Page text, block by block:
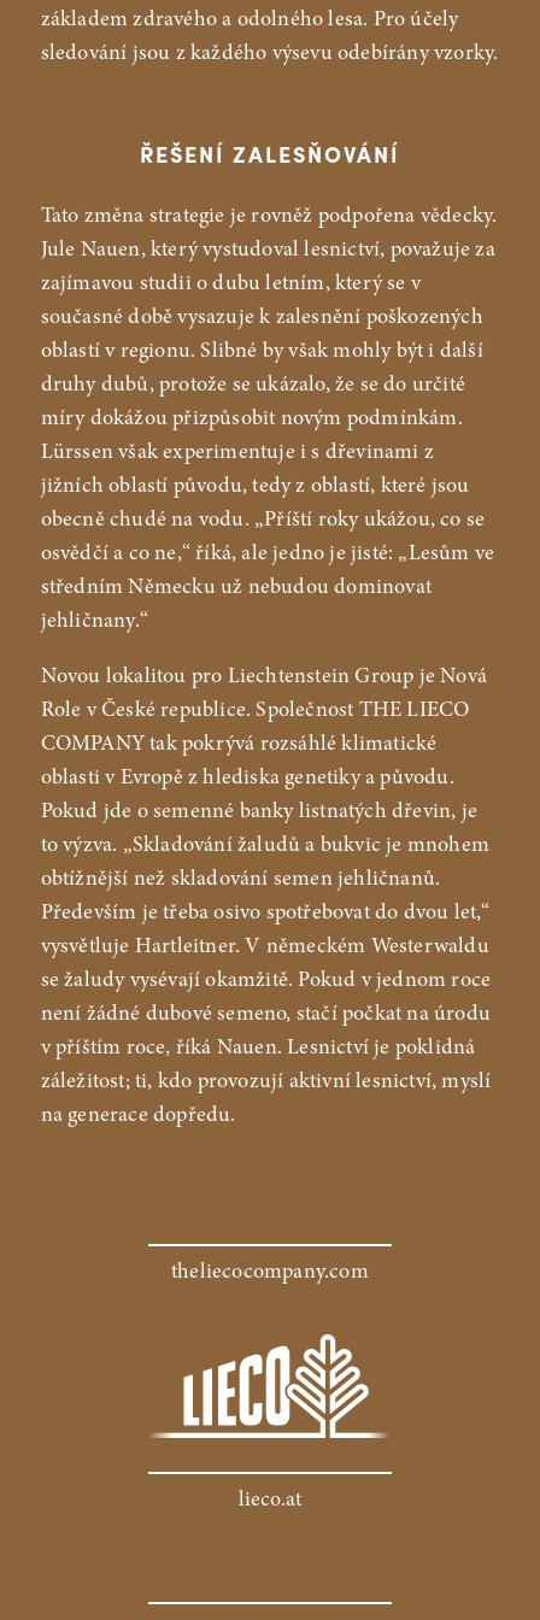
základem zdravého a odolného lesa. Pro účely
sledování jsou z každého výsevu odebírány vzorky.
ŘEŠENÍ ZALESŇOVÁNÍ
Tato změna strategie je rovněž podpořena vědecky.
Jule Nauen, který vystudoval lesnictví, považuje za
zajímavou studii o dubu letním, který se v
současné době vysazuje k zalesnění poškozených
oblastí v regionu. Slibné by však mohly být i další
druhy dubů, protože se ukázalo, že se do určité
míry dokážou přizpůsobit novým podmínkám.
Lürssen však experimentuje i s dřevinami z
jižních oblastí původu, tedy z oblastí, které jsou
obecně chudé na vodu. „Příští roky ukážou, co se
osvědčí a co ne,“ říká, ale jedno je jisté: „Lesům ve
středním Německu už nebudou dominovat
jehličnany.“
Novou lokalitou pro Liechtenstein Group je Nová
Role v České republice. Společnost THE LIECO
COMPANY tak pokrývá rozsáhlé klimatické
oblasti v Evropě z hlediska genetiky a původu.
Pokud jde o semenné banky listnatých dřevin, je
to výzva. „Skladování žaludů a bukvic je mnohem
obtížnější než skladování semen jehličnanů.
Především je třeba osivo spotřebovat do dvou let,“
vysvětluje Hartleitner. V německém Westerwaldu
se žaludy vysévají okamžitě. Pokud v jednom roce
není žádné dubové semeno, stačí počkat na úrodu
v příštím roce, říká Nauen. Lesnictví je poklidná
záležitost; ti, kdo provozují aktivní lesnictví, myslí
na generace dopředu.
theliecocompany.com
lieco.at